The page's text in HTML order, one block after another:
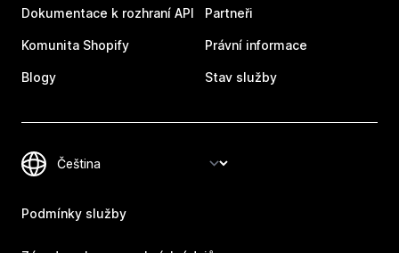
Dokumentace k rozhraní API
Komunita Shopify
Blogy
Partneři
Právní informace
Stav služby
Podmínky služby